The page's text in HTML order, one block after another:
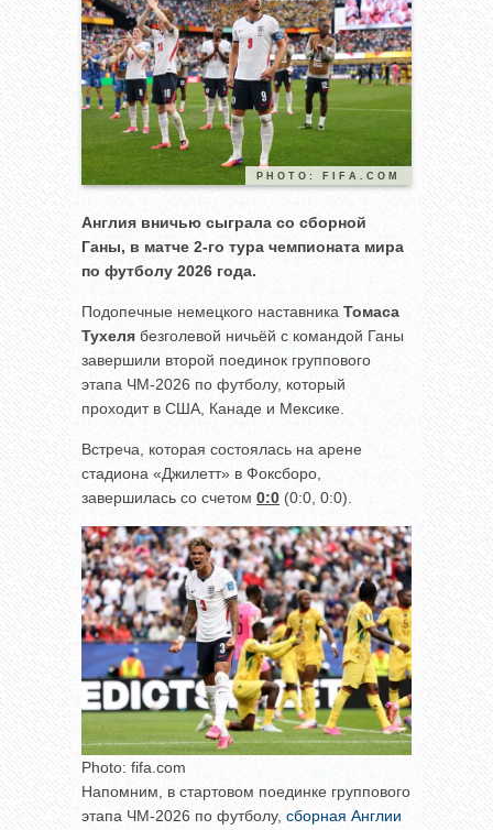
PHOTO: FIFA.COM
Англия вничью сыграла со сборной
Ганы, в матче 2-го тура чемпионата мира
по футболу 2026 года.
Подопечные немецкого наставника Томаса
Тухеля безголевой ничьёй с командой Ганы
завершили второй поединок группового
этапа ЧМ-2026 по футболу, который
проходит в США, Канаде и Мексике.
Встреча, которая состоялась на арене
стадиона «Джилетт» в Фоксборо,
завершилась со счетом 0:0 (0:0, 0:0).
Photo: fifa.com
Напомним, в стартовом поединке группового
этапа ЧМ-2026 по футболу, сборная Англии